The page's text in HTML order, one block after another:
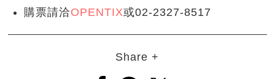
購票請洽OPENTIX或02-2327-8517
Share +